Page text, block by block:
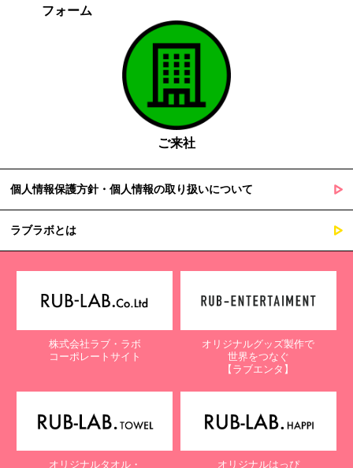
フォーム
ご来社
個人情報保護方針・個人情報の取り扱いについて
ラブラボとは
株式会社ラブ・ラボ
コーポレートサイト
オリジナルグッズ製作で
世界をつなぐ
【ラブエンタ】
オリジナルタオル・ オリジナルはっぴ